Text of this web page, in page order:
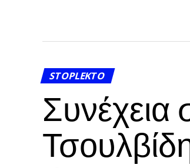
STOPLEKTO
Συνέχεια